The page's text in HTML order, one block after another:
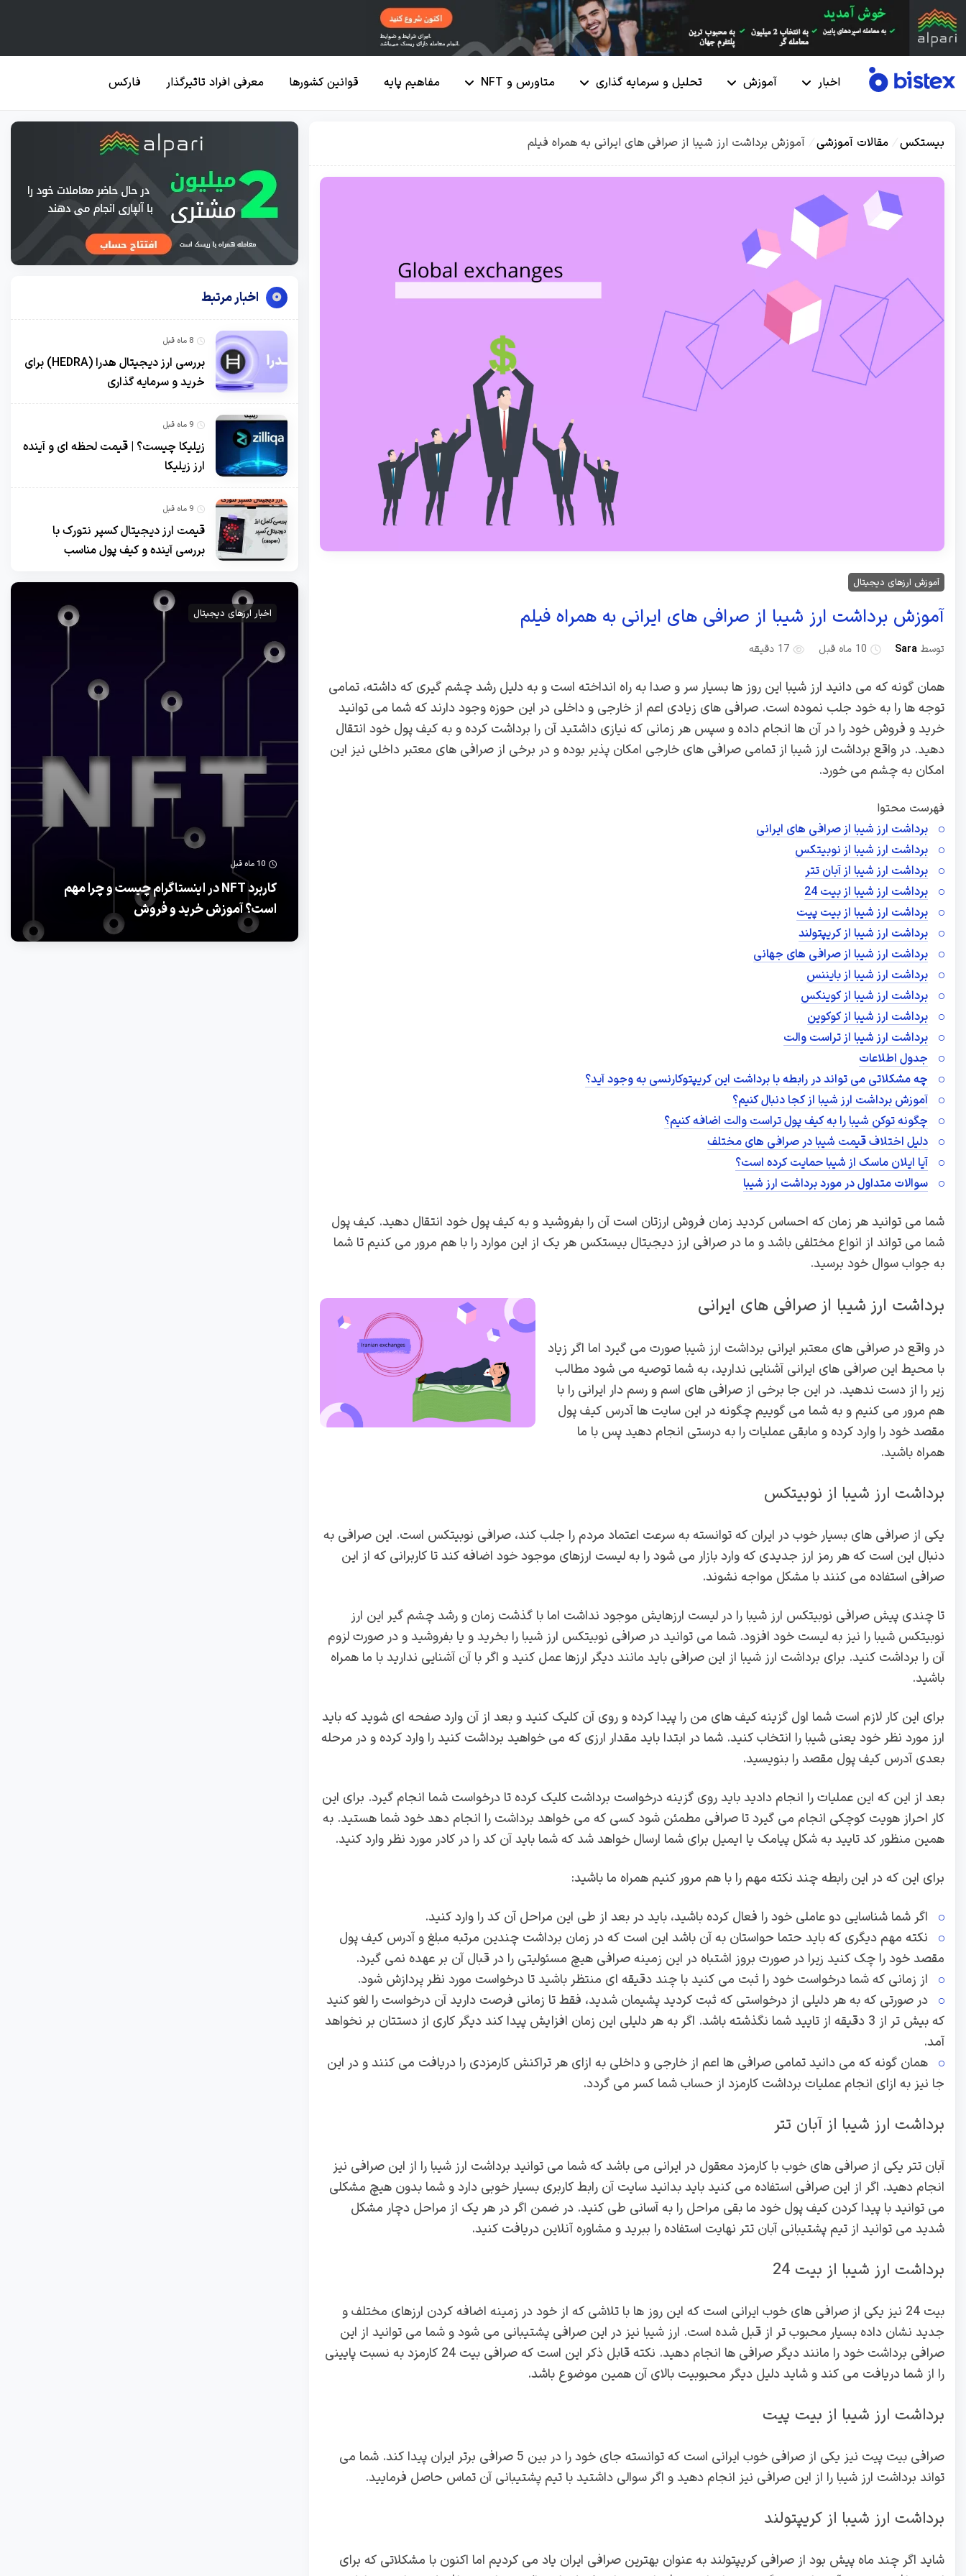
اخبار آموزش تحلیل و سرمایه گذاری متاورس و NFT مفاهیم پایه قوانین کشورها معرفی افراد تاثیرگذار فارکس
بیستکس مقالات آموزشی آموزش برداشت ارز شیبا از صرافی های ایرانی به همراه فیلم
آموزش ارزهای دیجیتال
آموزش برداشت ارز شیبا از صرافی های ایرانی به همراه فیلم
توسط Sara 10 ماه قبل 17 دقیقه
همان گونه که می دانید ارز شیبا این روز ها بسیار سر و صدا به راه انداخته است و به دلیل رشد چشم گیری که داشته، تمامی
توجه ها را به خود جلب نموده است. صرافی های زیادی اعم از خارجی و داخلی در این حوزه وجود دارند که شما می توانید
خرید و فروش خود را در آن ها انجام داده و سپس هر زمانی که نیازی داشتید آن را برداشت کرده و به کیف پول خود انتقال
دهید. در واقع برداشت ارز شیبا از تمامی صرافی های خارجی امکان پذیر بوده و در برخی از صرافی های معتبر داخلی نیز این
امکان به چشم می خورد.
فهرست محتوا
برداشت ارز شیبا از صرافی های ایرانی
برداشت ارز شیبا از نوبیتکس
برداشت ارز شیبا از آبان تتر
برداشت ارز شیبا از بیت 24
برداشت ارز شیبا از بیت پیت
برداشت ارز شیبا از کریپتولند
برداشت ارز شیبا از صرافی های جهانی
برداشت ارز شیبا از بایننس
برداشت ارز شیبا از کوینکس
برداشت ارز شیبا از کوکوین
برداشت ارز شیبا از تراست والت
جدول اطلاعات
چه مشکلاتی می تواند در رابطه با برداشت این کریپتوکارنسی به وجود آید؟
آموزش برداشت ارز شیبا از کجا دنبال کنیم؟
چگونه توکن شیبا را به کیف پول تراست والت اضافه کنیم؟
دلیل اختلاف قیمت شیبا در صرافی‌ های مختلف
آیا ایلان ماسک از شیبا حمایت کرده است؟
سوالات متداول در مورد برداشت ارز شیبا
شما می توانید هر زمان که احساس کردید زمان فروش ارزتان است آن را بفروشید و به کیف پول خود انتقال دهید. کیف پول
شما می تواند از انواع مختلفی باشد و ما در صرافی ارز دیجیتال بیستکس هر یک از این موارد را با هم مرور می کنیم تا شما
به جواب سوال خود برسید.
برداشت ارز شیبا از صرافی های ایرانی
در واقع در صرافی های معتبر ایرانی برداشت ارز شیبا صورت می گیرد اما اگر زیاد
با محیط این صرافی های ایرانی آشنایی ندارید، به شما توصیه می شود مطالب
زیر را از دست ندهید. در این جا برخی از صرافی های اسم و رسم دار ایرانی را با
هم مرور می کنیم و به شما می گوییم چگونه در این سایت ها آدرس کیف پول
مقصد خود را وارد کرده و مابقی عملیات را به درستی انجام دهید پس با ما
همراه باشید.
برداشت ارز شیبا از نوبیتکس
یکی از صرافی های بسیار خوب در ایران که توانسته به سرعت اعتماد مردم را جلب کند، صرافی نوبیتکس است. این صرافی به
دنبال این است که هر رمز ارز جدیدی که وارد بازار می شود را به لیست ارزهای موجود خود اضافه کند تا کاربرانی که از این
صرافی استفاده می کنند با مشکل مواجه نشوند.
تا چندی پیش صرافی نوبیتکس ارز شیبا را در لیست ارزهایش موجود نداشت اما با گذشت زمان و رشد چشم گیر این ارز
نوبیتکس شیبا را نیز به لیست خود افزود. شما می توانید در صرافی نوبیتکس ارز شیبا را بخرید و یا بفروشید و در صورت لزوم
آن را برداشت کنید. برای برداشت ارز شیبا از این صرافی باید مانند دیگر ارزها عمل کنید و اگر با آن آشنایی ندارید با ما همراه
باشید.
برای این کار لازم است شما اول گزینه کیف های من را پیدا کرده و روی آن کلیک کنید و بعد از آن وارد صفحه ای شوید که باید
ارز مورد نظر خود یعنی شیبا را انتخاب کنید. شما در ابتدا باید مقدار ارزی که می خواهید برداشت کنید را وارد کرده و در مرحله
بعدی آدرس کیف پول مقصد را بنویسید.
بعد از این که این عملیات را انجام دادید باید روی گزینه درخواست برداشت کلیک کرده تا درخواست شما انجام گیرد. برای این
کار احراز هویت کوچکی انجام می گیرد تا صرافی مطمئن شود کسی که می خواهد برداشت را انجام دهد خود شما هستید. به
همین منظور کد تایید به شکل پیامک یا ایمیل برای شما ارسال خواهد شد که شما باید آن کد را در کادر مورد نظر وارد کنید.
برای این که در این رابطه چند نکته مهم را با هم مرور کنیم همراه ما باشید:
اگر شما شناسایی دو عاملی خود را فعال کرده باشید، باید در بعد از طی این مراحل آن کد را وارد کنید.
نکته مهم دیگری که باید حتما حواستان به آن باشد این است که در زمان برداشت چندین مرتبه مبلغ و آدرس کیف پول
مقصد خود را چک کنید زیرا در صورت بروز اشتباه در این زمینه صرافی هیچ مسئولیتی را در قبال آن بر عهده نمی گیرد.
از زمانی که شما درخواست خود را ثبت می کنید با چند دقیقه ای منتظر باشید تا درخواست مورد نظر پردازش شود.
در صورتی که به هر دلیلی از درخواستی که ثبت کردید پشیمان شدید، فقط تا زمانی فرصت دارید آن درخواست را لغو کنید
که بیش تر از 3 دقیقه از تایید شما نگذشته باشد. اگر به هر دلیلی این زمان افزایش پیدا کند دیگر کاری از دستتان بر نخواهد
آمد.
همان گونه که می دانید تمامی صرافی ها اعم از خارجی و داخلی به ازای هر تراکنش کارمزدی را دریافت می کنند و در این
جا نیز به ازای انجام عملیات برداشت کارمزد از حساب شما کسر می گردد.
برداشت ارز شیبا از آبان تتر
آبان تتر یکی از صرافی های خوب با کارمزد معقول در ایرانی می باشد که شما می توانید برداشت ارز شیبا را از این صرافی نیز
انجام دهید. اگر از این صرافی استفاده می کنید باید بدانید سایت آن رابط کاربری بسیار خوبی دارد و شما بدون هیچ مشکلی
می توانید با پیدا کردن کیف پول خود ما بقی مراحل را به آسانی طی کنید. در ضمن اگر در هر یک از مراحل دچار مشکل
شدید می توانید از تیم پشتیبانی آبان تتر نهایت استفاده را ببرید و مشاوره آنلاین دریافت کنید.
برداشت ارز شیبا از بیت 24
بیت 24 نیز یکی از صرافی های خوب ایرانی است که این روز ها با تلاشی که از خود در زمینه اضافه کردن ارزهای مختلف و
جدید نشان داده بسیار محبوب تر از قبل شده است. ارز شیبا نیز در این صرافی پشتیبانی می شود و شما می توانید از این
صرافی برداشت خود را مانند دیگر صرافی ها انجام دهید. نکته قابل ذکر این است که صرافی بیت 24 کارمزد به نسبت پایینی
را از شما دریافت می کند و شاید دلیل دیگر محبوبیت بالای آن همین موضوع باشد.
برداشت ارز شیبا از بیت پیت
صرافی بیت پیت نیز یکی از صرافی خوب ایرانی است که توانسته جای خود را در بین 5 صرافی برتر ایران پیدا کند. شما می
تواند برداشت ارز شیبا را از این صرافی نیز انجام دهید و اگر سوالی داشتید با تیم پشتیبانی آن تماس حاصل فرمایید.
برداشت ارز شیبا از کریپتولند
شاید اگر چند ماه پیش بود از صرافی کریپتولند به عنوان بهترین صرافی ایران یاد می کردیم اما اکنون با مشکلاتی که برای
اخبار مرتبط
8 ماه قبل
بررسی ارز دیجیتال هدرا (HEDRA) برای
خرید و سرمایه گذاری
9 ماه قبل
زیلیکا چیست؟ | قیمت لحظه ای و آینده
ارز زیلیکا
9 ماه قبل
قیمت ارز دیجیتال کسپر نتورک با
بررسی آینده و کیف پول مناسب
اخبار ارزهای دیجیتال
10 ماه قبل
کاربرد NFT در اینستاگرام چیست و چرا مهم
است؟ آموزش خرید و فروش